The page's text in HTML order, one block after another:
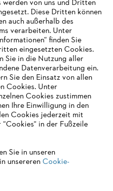
NICHT
empfehlen wir Ihnen, zu
wechseln:
von uns und Dritten
Diese Dritten können
auch außerhalb des
verarbeiten. Unter
finden Sie
eingesetzten Cookies.
Sie in die Nutzung aller
Datenverarbeitung ein.
Sie den Einsatz von allen
Cookies. Unter
Cookies zustimmen
Ihre Einwilligung in den
Cookies jederzeit mit
in der Fußzeile
Sie in unseren
unsereren Cookie-